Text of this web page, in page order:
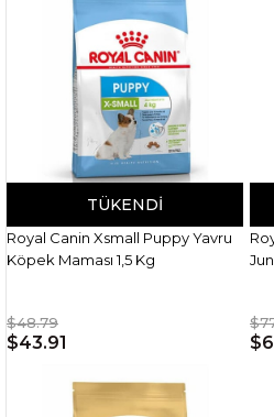
TÜKENDI
Royal Canin Xsmall Puppy Yavru
Köpek Maması 1,5 Kg
$48.79
$43.91